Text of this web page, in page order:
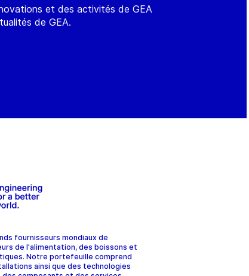
et des activités de GEA
de GEA.
fournisseurs mondiaux de
de l'alimentation, des boissons et
Notre portefeuille comprend
ainsi que des technologies